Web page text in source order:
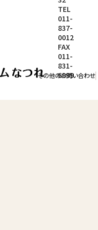
その他のお問い合わせ
TEL
011-
837-
0012
FAX
011-
831-
6999